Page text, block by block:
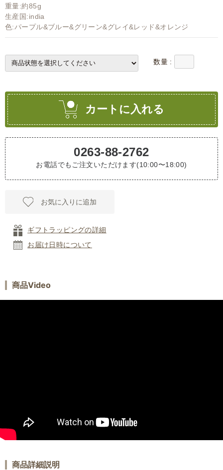
重量:約85g
生産国:india
色:パープル&ブルー&グリーン&グレイ&レッド&オレンジ
数量 :
カートに入れる
0263-88-2762
お電話でもご注文いただけます(10:00〜18:00)
お気に入りに追加
ギフトラッピングの詳細
お届け日時について
商品Video
商品詳細説明